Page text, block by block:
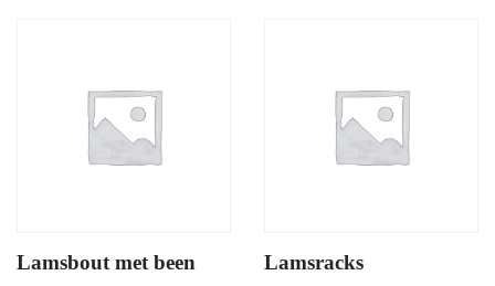
Lamsbout met been Lamsracks